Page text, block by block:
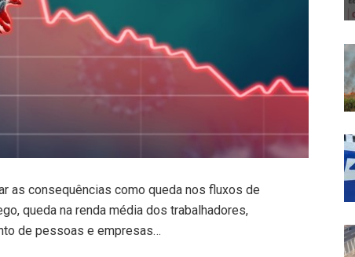
as consequências como queda nos fluxos de
queda na renda média dos trabalhadores,
de pessoas e empresas…